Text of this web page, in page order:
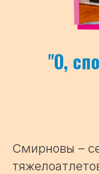
"О,
Смирновы –